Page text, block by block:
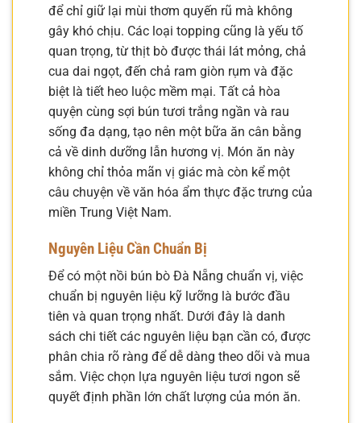
để chỉ giữ lại mùi thơm quyến rũ mà không
gây khó chịu. Các loại topping cũng là yếu tố
quan trọng, từ thịt bò được thái lát mỏng, chả
cua dai ngọt, đến chả ram giòn rụm và đặc
biệt là tiết heo luộc mềm mại. Tất cả hòa
quyện cùng sợi bún tươi trắng ngần và rau
sống đa dạng, tạo nên một bữa ăn cân bằng
cả về dinh dưỡng lẫn hương vị. Món ăn này
không chỉ thỏa mãn vị giác mà còn kể một
câu chuyện về văn hóa ẩm thực đặc trưng của
miền Trung Việt Nam.
Nguyên Liệu Cần Chuẩn Bị
Để có một nồi bún bò Đà Nẵng chuẩn vị, việc
chuẩn bị nguyên liệu kỹ lưỡng là bước đầu
tiên và quan trọng nhất. Dưới đây là danh
sách chi tiết các nguyên liệu bạn cần có, được
phân chia rõ ràng để dễ dàng theo dõi và mua
sắm. Việc chọn lựa nguyên liệu tươi ngon sẽ
quyết định phần lớn chất lượng của món ăn.